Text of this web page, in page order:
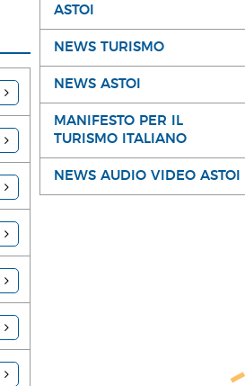
ASTOI
NEWS TURISMO
NEWS ASTOI
MANIFESTO PER IL
TURISMO ITALIANO
NEWS AUDIO VIDEO ASTOI